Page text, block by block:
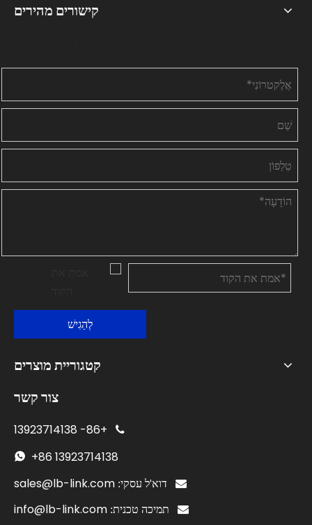
קישורים מהירים
לְהַגִישׁ
קטגוריית מוצרים
צור קשר

+86-
13923714138
 +86 13923714138
 דוא'ל עסקי: sales@lb-link.com
 תמיכה טכנית: info@lb-link.com